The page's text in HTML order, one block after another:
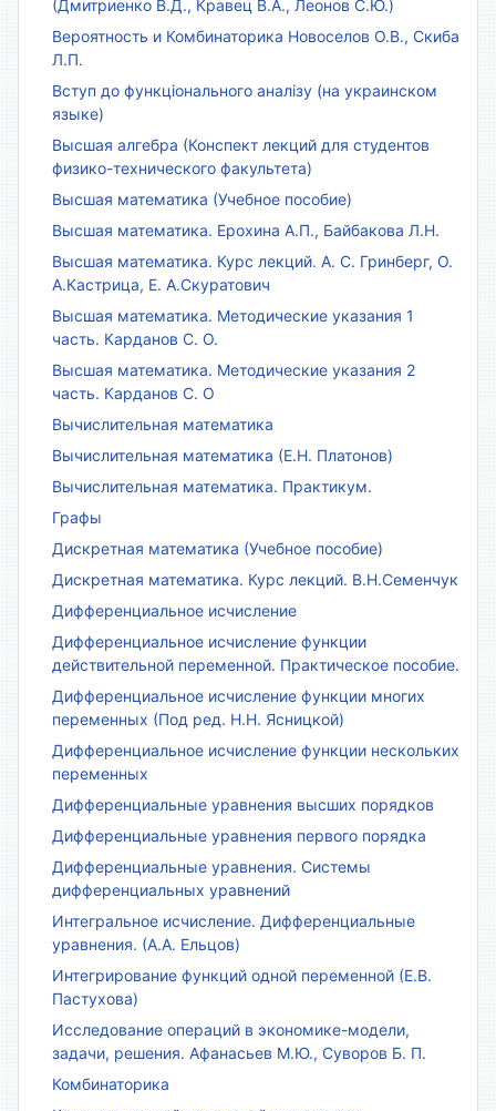
(Дмитриенко В.Д., Кравец В.А., Леонов С.Ю.)
Вероятность и Комбинаторика Новоселов О.В., Скиба
Л.П.
Вступ до функціонального аналізу (на украинском
языке)
Высшая алгебра (Конспект лекций для студентов
физико-технического факультета)
Высшая математика (Учебное пособие)
Высшая математика. Ерохина А.П., Байбакова Л.Н.
Высшая математика. Курс лекций. А. С. Гринберг, О.
А.Кастрица, Е. А.Скуратович
Высшая математика. Методические указания 1
часть. Карданов С. О.
Высшая математика. Методические указания 2
часть. Карданов С. О
Вычислительная математика
Вычислительная математика (Е.Н. Платонов)
Вычислительная математика. Практикум.
Графы
Дискретная математика (Учебное пособие)
Дискретная математика. Курс лекций. В.Н.Семенчук
Дифференциальное исчисление
Дифференциальное исчисление функции
действительной переменной. Практическое пособие.
Дифференциальное исчисление функции многих
переменных (Под ред. Н.Н. Ясницкой)
Дифференциальное исчисление функции нескольких
переменных
Дифференциальные уравнения высших порядков
Дифференциальные уравнения первого порядка
Дифференциальные уравнения. Системы
дифференциальных уравнений
Интегральное исчисление. Дифференциальные
уравнения. (А.А. Ельцов)
Интегрирование функций одной переменной (Е.В.
Пастухова)
Исследование операций в экономике-модели,
задачи, решения. Афанасьев М.Ю., Суворов Б. П.
Комбинаторика